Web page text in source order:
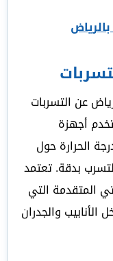
عن التسربات
أجهزة
الحرارة حول
بدقة. تعتمد
المتقدمة التي
والجدران